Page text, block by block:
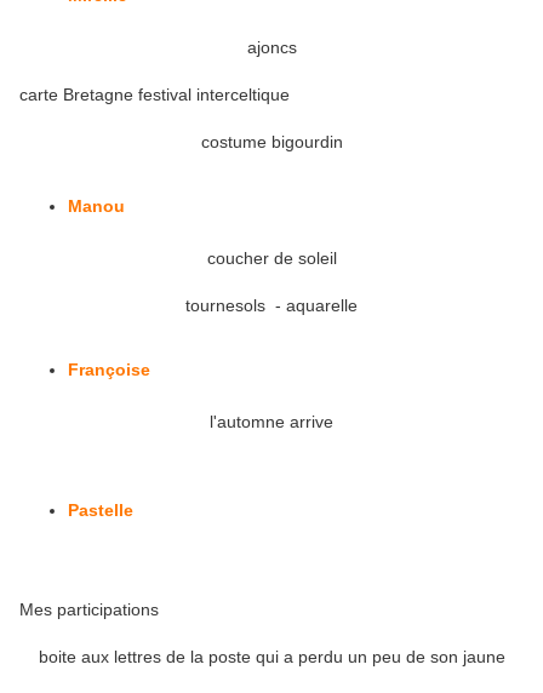
ajoncs
carte Bretagne festival interceltique
costume bigourdin
Manou
coucher de soleil
tournesols - aquarelle
Françoise
l'automne arrive
Pastelle
Mes participations
boite aux lettres de la poste qui a perdu un peu de son jaune